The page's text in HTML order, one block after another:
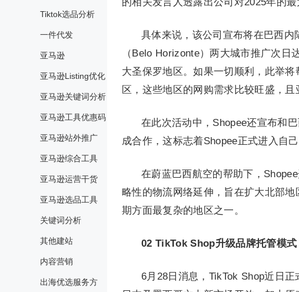
Tiktok选品分析
一件代发
亚马逊
亚马逊Listing优化
亚马逊关键词分析
亚马逊工具优惠码
亚马逊站外推广
亚马逊综合工具
亚马逊运营干货
亚马逊选品工具
关键词分析
其他建站
内容营销
出海优选服务方
具体来说，该公司宣布将在巴西
（Belo Horizonte）两大城市推广次
大圣保罗地区。如果一切顺利，此举
区，这些地区的网购需求比较旺盛，
在此次活动中，Shopee还宣布和
成合作，这标志着Shopee正式进入自
在蔚蓝巴西航空的帮助下，
略性的物流网络延伸，旨在扩大北部
期方面最复杂的地区之一。
02 TikTok Shop升级品牌托管模
6月28日消息，TikTok Shop近日